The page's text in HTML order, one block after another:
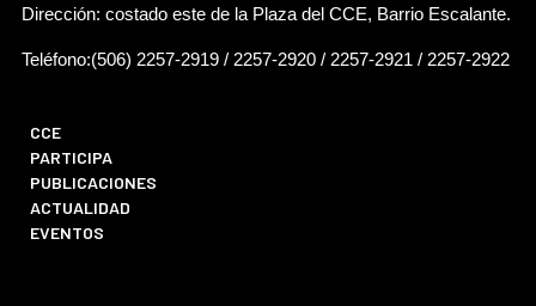
Dirección: costado este de la Plaza del CCE, Barrio Escalante.
Teléfono:(506) 2257-2919 / 2257-2920 / 2257-2921 / 2257-2922
CCE
PARTICIPA
PUBLICACIONES
ACTUALIDAD
EVENTOS